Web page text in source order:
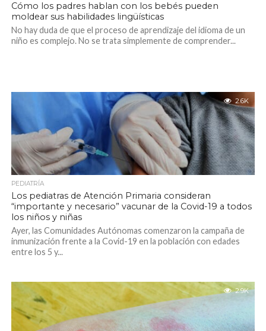
Cómo los padres hablan con los bebés pueden
moldear sus habilidades lingüísticas
No hay duda de que el proceso de aprendizaje del idioma de un
niño es complejo. No se trata simplemente de comprender...
2.6K
PEDIATRÍA
Los pediatras de Atención Primaria consideran
“importante y necesario” vacunar de la Covid-19 a todos
los niños y niñas
Ayer, las Comunidades Autónomas comenzaron la campaña de
inmunización frente a la Covid-19 en la población con edades
entre los 5 y...
2.9K